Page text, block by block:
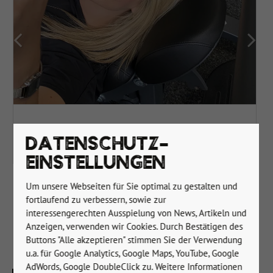
dadurch ein viel besseres Selbstwertgefühl!
DATENSCHUTZ-
EINSTELLUNGEN
Um unsere Webseiten für Sie optimal zu gestalten und
fortlaufend zu verbessern, sowie zur
interessengerechten Ausspielung von News, Artikeln und
Anzeigen, verwenden wir Cookies. Durch Bestätigen des
Buttons "Alle akzeptieren" stimmen Sie der Verwendung
u.a. für Google Analytics, Google Maps, YouTube, Google
AdWords, Google DoubleClick zu. Weitere Informationen